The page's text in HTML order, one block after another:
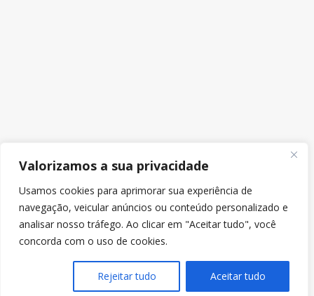
Valorizamos a sua privacidade
Usamos cookies para aprimorar sua experiência de
navegação, veicular anúncios ou conteúdo personalizado e
analisar nosso tráfego. Ao clicar em "Aceitar tudo", você
concorda com o uso de cookies.
Rejeitar tudo Aceitar tudo